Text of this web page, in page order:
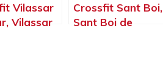
Vilassar
Vilassar
Crossfit Sant Boi,
Sant Boi de